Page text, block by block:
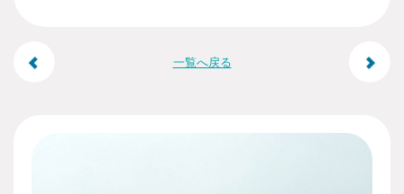
投
一覧へ戻る